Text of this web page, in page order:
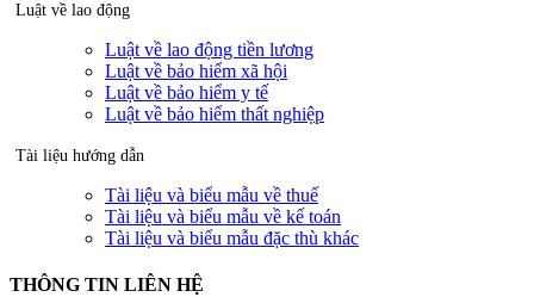
Luật về lao động
Luật về lao động tiền lương
Luật về bảo hiểm xã hội
Luật về bảo hiểm y tế
Luật về bảo hiểm thất nghiệp
Tài liệu hướng dẫn
Tài liệu và biểu mẫu về thuế
Tài liệu và biểu mẫu về kế toán
Tài liệu và biểu mẫu đặc thù khác
THÔNG TIN LIÊN HỆ